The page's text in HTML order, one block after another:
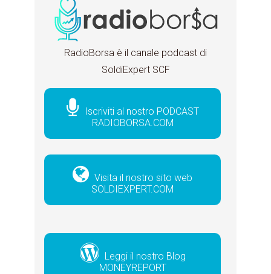
RadioBorsa è il canale podcast di
SoldiExpert SCF
Iscriviti al nostro PODCAST
RADIOBORSA.COM
Visita il nostro sito web
SOLDIEXPERT.COM
Leggi il nostro Blog
MONEYREPORT